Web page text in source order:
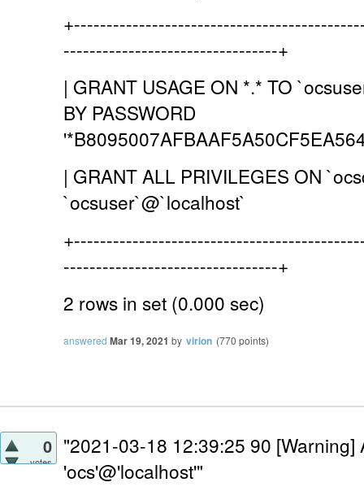
---------------------------------+
| GRANT USAGE ON *.* TO
BY PASSWORD
| GRANT ALL PRIVILEGES ON
---------------------------------+
2 rows in set (0.000 sec)
answered Mar 19, 2021 by virion (770 points)
0
votes
"2021-03-18 12:39:25 90 [Warning]
'ocs'@'localhost'"